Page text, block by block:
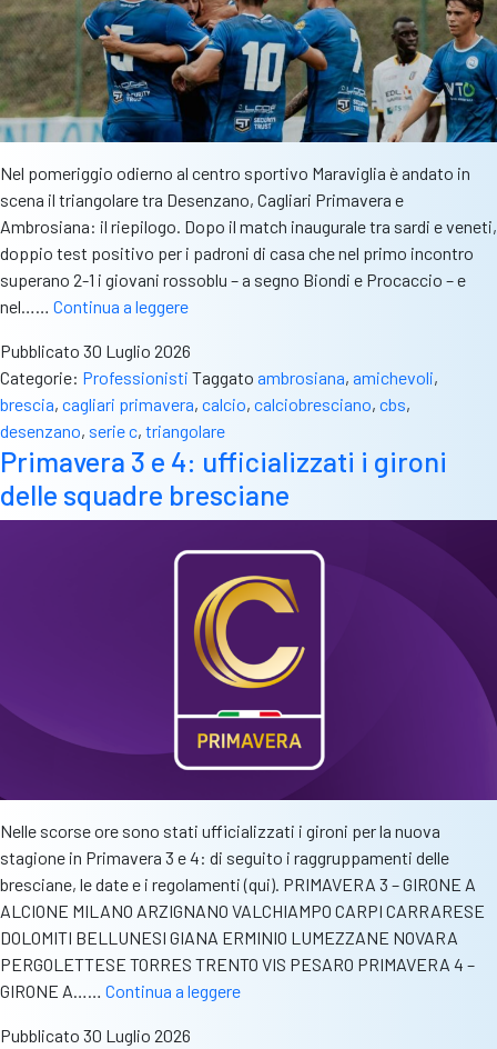
Nel pomeriggio odierno al centro sportivo Maraviglia è andato in
scena il triangolare tra Desenzano, Cagliari Primavera e
Ambrosiana: il riepilogo. Dopo il match inaugurale tra sardi e veneti,
doppio test positivo per i padroni di casa che nel primo incontro
superano 2-1 i giovani rossoblu – a segno Biondi e Procaccio – e
nel…… Continua a leggereDesenzano,
riepilogo
del
triangolare
con
Cagliari
Primavera
e
Ambrosiana
Pubblicato 30 Luglio 2026
Categorie: Professionisti Taggato ambrosiana, amichevoli,
brescia, cagliari primavera, calcio, calciobresciano, cbs,
desenzano, serie c, triangolare
Primavera 3 e 4: ufficializzati i gironi
delle squadre bresciane
Nelle scorse ore sono stati ufficializzati i gironi per la nuova
stagione in Primavera 3 e 4: di seguito i raggruppamenti delle
bresciane, le date e i regolamenti (qui). PRIMAVERA 3 – GIRONE A
ALCIONE MILANO ARZIGNANO VALCHIAMPO CARPI CARRARESE
DOLOMITI BELLUNESI GIANA ERMINIO LUMEZZANE NOVARA
PERGOLETTESE TORRES TRENTO VIS PESARO PRIMAVERA 4 –
GIRONE A…… Continua a leggerePrimavera
Pubblicato 30 Luglio 2026